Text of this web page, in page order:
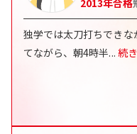
2013年合格
独学では太刀打ちでき
てながら、朝4時半... 続